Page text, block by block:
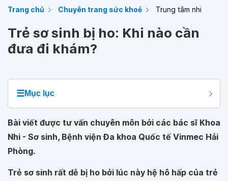
Trang chủ Chuyên trang sức khoẻ Trung tâm nhi
Trẻ sơ sinh bị ho: Khi nào cần
đưa đi khám?
☰Mục lục
Bài viết được tư vấn chuyên môn bởi các bác sĩ Khoa
Nhi - Sơ sinh, Bệnh viện Đa khoa Quốc tế Vinmec Hải
Phòng.
Trẻ sơ sinh rất dễ bị ho bởi lúc này hệ hô hấp của trẻ